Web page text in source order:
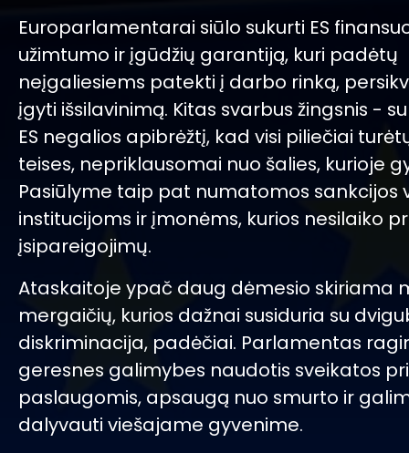
Europarlamentarai siūlo sukurti ES
užimtumo ir įgūdžių garantiją, kuri padėtų
neįgaliesiems patekti į darbo rinką,
įgyti išsilavinimą. Kitas svarbus žingsnis -
ES negalios apibrėžtį, kad visi piliečiai
teises, nepriklausomai nuo šalies, kurioje
Pasiūlyme taip pat numatomos sankcijos
institucijoms ir įmonėms, kurios nesilaiko
įsipareigojimų.
Ataskaitoje ypač daug dėmesio skiriama
mergaičių, kurios dažnai susiduria su
diskriminacija, padėčiai. Parlamentas
geresnes galimybes naudotis sveikatos
paslaugomis, apsaugą nuo smurto ir
dalyvauti viešajame gyvenime.